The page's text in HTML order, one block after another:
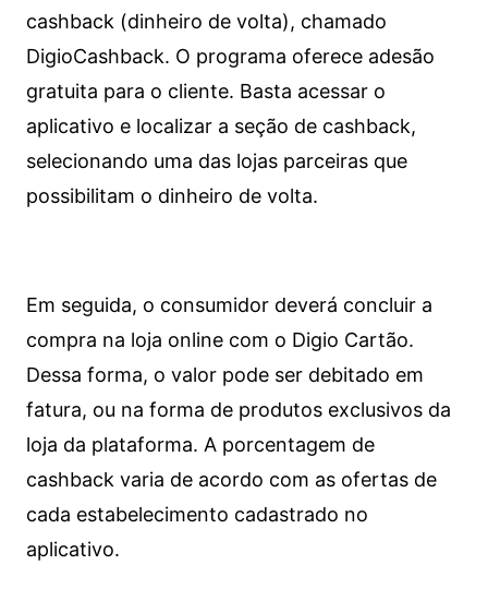
cashback (dinheiro de volta), chamado
DigioCashback. O programa oferece adesão
gratuita para o cliente. Basta acessar o
aplicativo e localizar a seção de cashback,
selecionando uma das lojas parceiras que
possibilitam o dinheiro de volta.
Em seguida, o consumidor deverá concluir a
compra na loja online com o Digio Cartão.
Dessa forma, o valor pode ser debitado em
fatura, ou na forma de produtos exclusivos da
loja da plataforma. A porcentagem de
cashback varia de acordo com as ofertas de
cada estabelecimento cadastrado no
aplicativo.